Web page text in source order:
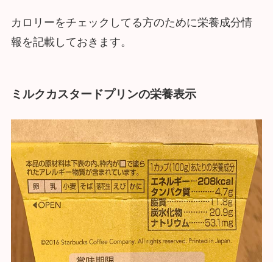
カロリーをチェックしてる方のために栄養成分情
報を記載しておきます。
ミルクカスタードプリンの栄養表示